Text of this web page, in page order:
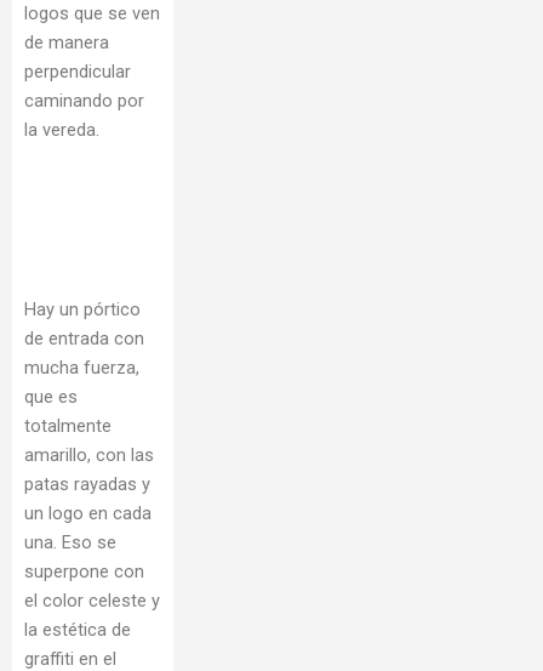
logos que se ven
de manera
perpendicular
caminando por
la vereda.
Hay un pórtico
de entrada con
mucha fuerza,
que es
totalmente
amarillo, con las
patas rayadas y
un logo en cada
una. Eso se
superpone con
el color celeste y
la estética de
graffiti en el